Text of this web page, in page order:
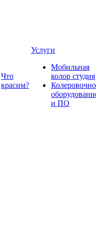
Что
красим?
Услуги
Мобильная
колор студия
и ПО